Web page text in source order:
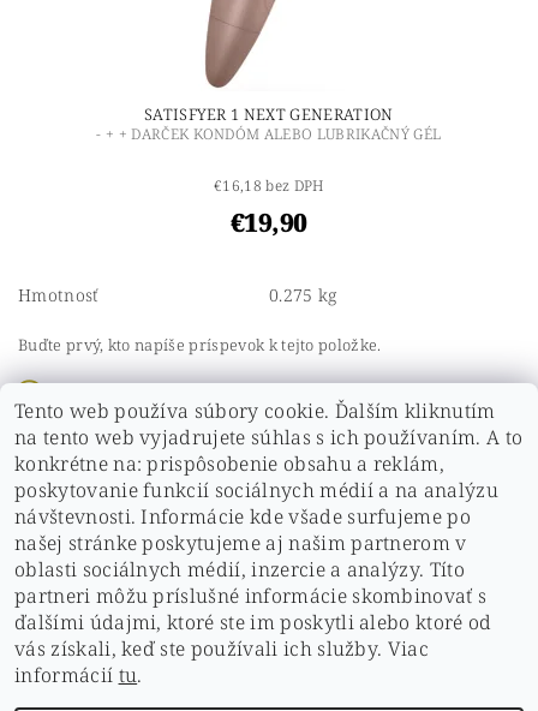
SATISFYER 1 NEXT GENERATION
- + + DARČEK KONDÓM ALEBO LUBRIKAČNÝ GÉL
€16,18 bez DPH
€19,90
Hmotnosť 0.275 kg
Buďte prvý, kto napíše príspevok k tejto položke.
Pridať komentár
Buďte prvý, kto napíše príspevok k tejto položke.
Pridať hodnotenie
ochrana osobných údajov
doprava a platby
Tento web používa súbory cookie. Ďalším kliknutím
na tento web vyjadrujete súhlas s ich používaním. A to
konkrétne na: prispôsobenie obsahu a reklám,
poskytovanie funkcií sociálnych médií a na analýzu
návštevnosti. Informácie kde všade surfujeme po
našej stránke poskytujeme aj našim partnerom v
oblasti sociálnych médií, inzercie a analýzy. Títo
partneri môžu príslušné informácie skombinovať s
ďalšími údajmi, ktoré ste im poskytli alebo ktoré od
vás získali, keď ste používali ich služby. Viac
informácií tu.